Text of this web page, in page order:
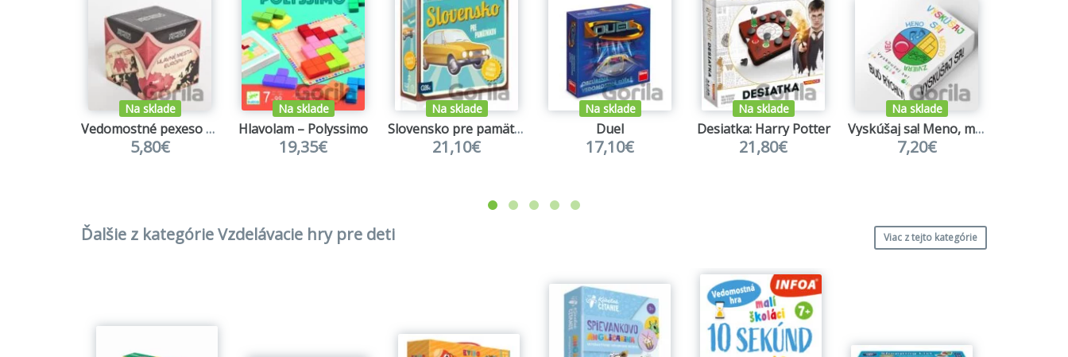
Na sklade
Vedomostné pexeso - Hlavné mestá Európy
5,80€
Na sklade
Hlavolam – Polyssimo
19,35€
Na sklade
Slovensko pre pamätníkov
21,10€
Na sklade
Duel
17,10€
Na sklade
Desiatka: Harry Potter
21,80€
Na sklade
Vyskúšaj sa! Meno, mesto, zviera, vec
7,20€
Ďalšie z kategórie Vzdelávacie hry pre deti Viac z tejto kategórie